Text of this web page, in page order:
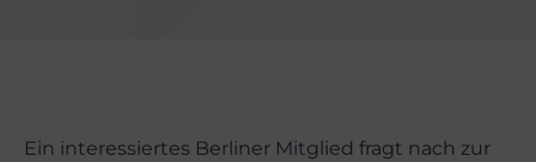
Ein interessiertes Berliner Mitglied fragt nach zur